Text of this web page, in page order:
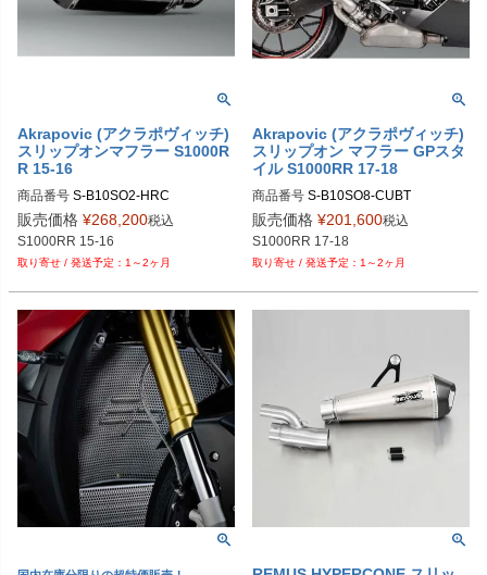
Akrapovic (アクラポヴィッチ)
スリップオンマフラー S1000R
R 15-16
商品番号
販売価格 ¥268,200税込
1～2ヶ月
Akrapovic (アクラポヴィッチ)
スリップオン マフラー GPスタ
イル S1000RR 17-18
商品番号 S-B10SO8-CUBT
販売価格 ¥201,600税込
S1000RR 17-18
1～2ヶ月